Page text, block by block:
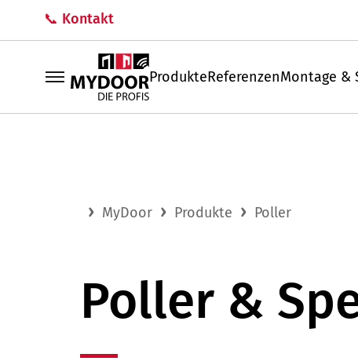
📞 Kontakt
ProdukteReferenzenMontage &
MyDoor Produkte Poller
Poller &